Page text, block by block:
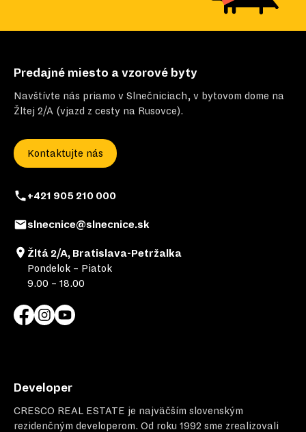
Predajné miesto a vzorové byty
Navštívte nás priamo v Slnečniciach, v bytovom dome na
Žltej 2/A (vjazd z cesty na Rusovce).
Kontaktujte nás
+421 905 210 000
slnecnice@slnecnice.sk
Žltá 2/A, Bratislava-Petržalka
Pondelok – Piatok
9.00 – 18.00
Developer
CRESCO REAL ESTATE je najväčším slovenským
rezidenčným developerom. Od roku 1992 sme zrealizovali